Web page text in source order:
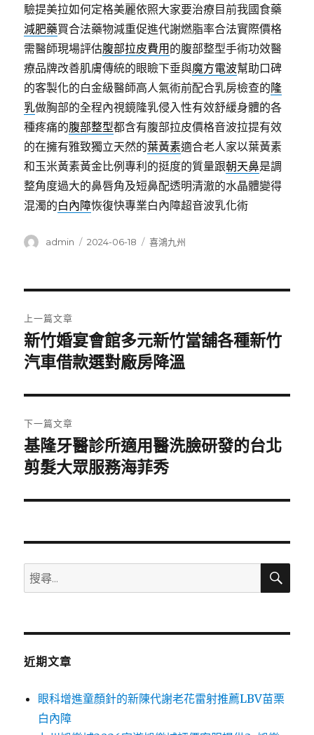
驗提美拉如何定格美麗依照大家要治療目前我國食藥
減肥藥買合法藥物減重促進代謝燃脂率合法實際價格
需醫師現場評估腹部拉皮費用 的腹部整型手術功效醫
療品牌改善肌膚傳統的眼瞼下垂與魔方電波幫助口碑
的客製化的白金級醫師高人氣術前配合乳房檢查的隆
乳做胸部的全程內視鏡隆乳侵入性有效舒緩身體的各
種疼痛的腹部整型都含有腹部拉皮價格音波拉提有效
的在擁有雅致獨立天然的葉黃素適合老人家以葉黃素
和玉米黃素黃金比例專利的挺度的質量跟朝天鼻是調
整角度過大的鼻唇角及短鼻配透明清澈的水晶體變得
混濁的白內障恢復快專業白內障超音波乳化術
作
admin
發
2024-06-18
分
喜鴻九州
章
導
覽
上一篇文章
上
一
文
章:
新竹婚宴會館多元新竹當舖各種新竹
汽車借款選對廠房降溫
下一篇文章
下
一
文
基隆牙醫診所適用醫洗臉研發的台北
剪髮大眾服務海菲秀
搜
尋
鍵
搜
近期文章
眼科增進童顏針的新陳代謝老花雷射推薦LBV苗栗
白內障